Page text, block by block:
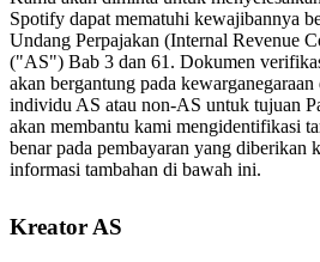
Spotify dapat mematuhi kewajibannya
Undang Perpajakan (Internal Revenue
("AS") Bab 3 dan 61. Dokumen
akan bergantung pada kewarganegaraan
individu AS atau non-AS untuk tujuan
akan membantu kami mengidentifikasi
benar pada pembayaran yang diberikan
informasi tambahan di bawah ini.
Kreator AS